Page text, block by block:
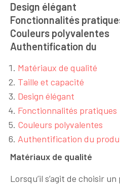
Design élégant
Fonctionnalités
Couleurs polyvalentes
Authentification du
Matériaux de qualité
Taille et capacité
Design élégant
Fonctionnalités pratiques
Couleurs polyvalentes
Authentification du
Matériaux de qualité
Lorsqu’il s’agit de choisir